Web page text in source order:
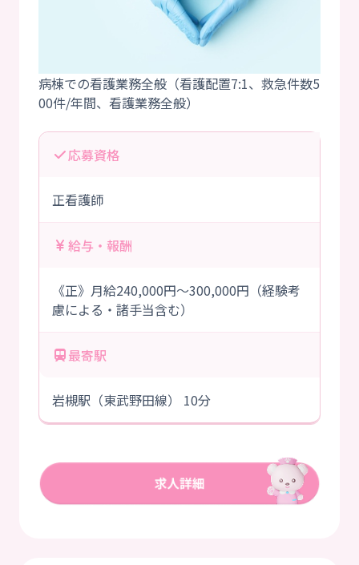
病棟での看護業務全般（看護配置7:1、救急件数5
応募資格
正看護師
給与・報酬
《正》月給240,000円～300,000円（経験考
慮による・諸手当含む）
最寄駅
岩槻駅（東武野田線） 10分